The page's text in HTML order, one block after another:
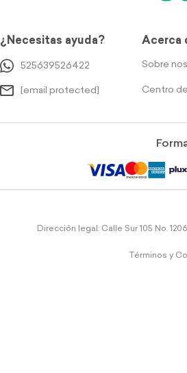
¿Necesitas ayuda?
525639526422
[email protected]
Acerca
Sobre
Centro
Dirección legal: Calle Sur 105 No.
Términos y